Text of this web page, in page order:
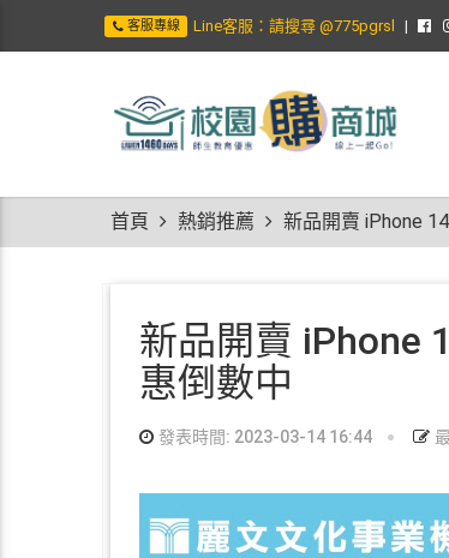
客服專線 Line客服：請搜尋 @775pgrsl
首頁 熱銷推薦 新品開賣 iPhone
新品開賣 iPhone
惠倒數中
發表時間: 2023-03-14 16:44